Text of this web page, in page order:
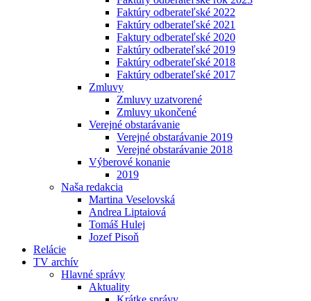
Faktúry odberateľské 2022
Faktúry odberateľské 2021
Faktury odberateľské 2020
Faktúry odberateľské 2019
Faktúry odberateľské 2018
Faktúry odberateľské 2017
Zmluvy
Zmluvy uzatvorené
Zmluvy ukončené
Verejné obstarávanie
Verejné obstarávanie 2019
Verejné obstarávanie 2018
Výberové konanie
2019
Naša redakcia
Martina Veselovská
Andrea Liptaiová
Tomáš Hulej
Jozef Pisoň
Relácie
TV archív
Hlavné správy
Aktuality